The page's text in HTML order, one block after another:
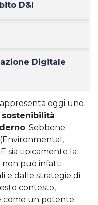
D&I
Digitale
oggi uno
sostenibilità
. Sebbene
sia tipicamente la
non può infatti
e dalle strategie di
contesto,
come un potente